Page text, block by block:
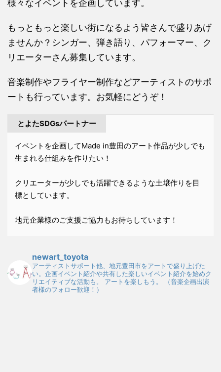
様々なイベントを企画しています。
もっともっと楽しい街になるよう皆さんで盛りあげ
ませんか？シンガー、弾き語り、パフォーマー、ク
リエーターさん募集しています。
音楽制作やフライヤー制作などアーティストのサポ
ートも行っています。お気軽にどうぞ！
とよたSDGsパートナー
イベントを企画してMade in豊田のアート作品が少しでも
生まれる仕組みを作りたい！
クリエーターが少しでも活躍できるような土壌作りを目
標としています。
地元企業様のご支援ご協力もお待ちしています！
newart_toyota
アーティストサポート他、地元豊田市をアートで盛り上げた
い。企画イベント紹介や共有した楽しいイベント紹介を始めク
リエイティブな活動も。
アートを楽しもう。
（音楽企画出演
者様のフォロー歓迎！）